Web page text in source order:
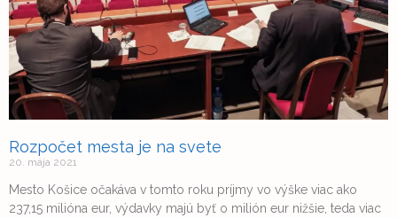
Rozpočet mesta je na svete
20. mája 2021
Mesto Košice očakáva v tomto roku príjmy vo výške viac ako
237,15 milióna eur, výdavky majú byť o milión eur nižšie, teda viac